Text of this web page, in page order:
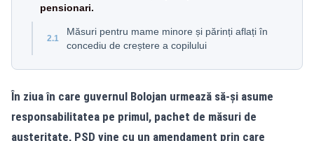
pensionari.
2.1
Măsuri pentru mame minore și părinți aflați în
concediu de creștere a copilului
În ziua în care guvernul Bolojan urmează să-și asume
responsabilitatea pe primul, pachet de măsuri de
austeritate, PSD vine cu un amendament prin care